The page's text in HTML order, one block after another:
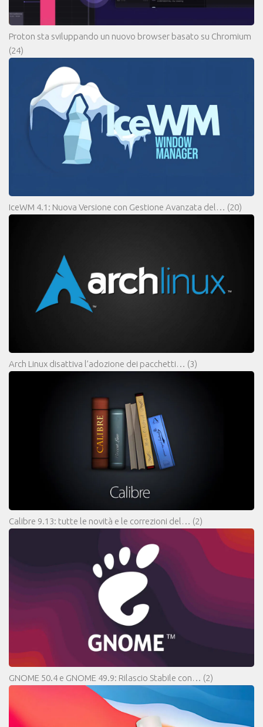
Proton sta sviluppando un nuovo browser basato su Chromium
(24)
IceWM 4.1: Nuova Versione con Gestione Avanzata del… (20)
Arch Linux disattiva l’adozione dei pacchetti… (3)
Calibre 9.13: tutte le novità e le correzioni del… (2)
GNOME 50.4 e GNOME 49.9: Rilascio Stabile con… (2)